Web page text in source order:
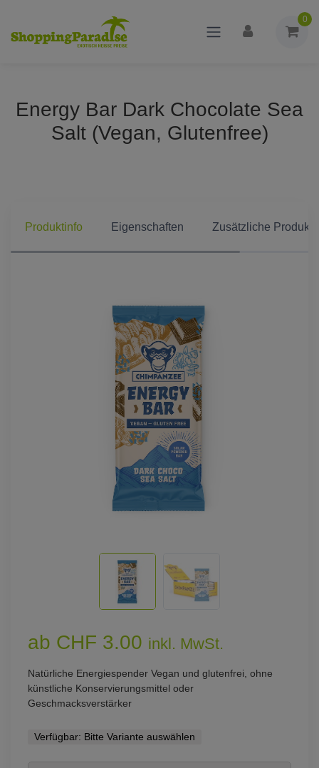
0
Energy Bar Dark Chocolate Sea
Salt (Vegan, Glutenfree)
Produktinfo Eigenschaften Zusätzliche
ab CHF 3.00 inkl. MwSt.
Natürliche Energiespender Vegan und glutenfrei, ohne
künstliche Konservierungsmittel oder
Geschmacksverstärker
Verfügbar: Bitte Variante auswählen